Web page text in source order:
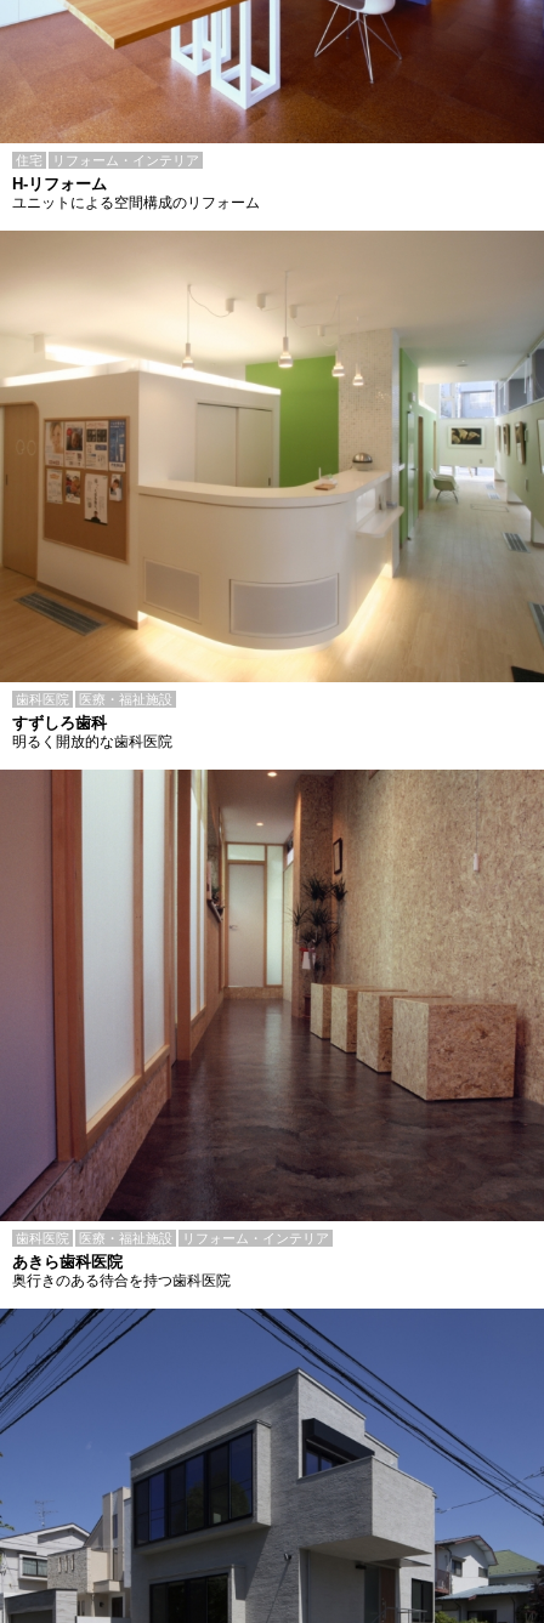
住宅 リフォーム・インテリア
H-リフォーム
ユニットによる空間構成のリフォーム
歯科医院 医療・福祉施設
すずしろ歯科
明るく開放的な歯科医院
歯科医院 医療・福祉施設 リフォーム・インテリア
あきら歯科医院
奥行きのある待合を持つ歯科医院